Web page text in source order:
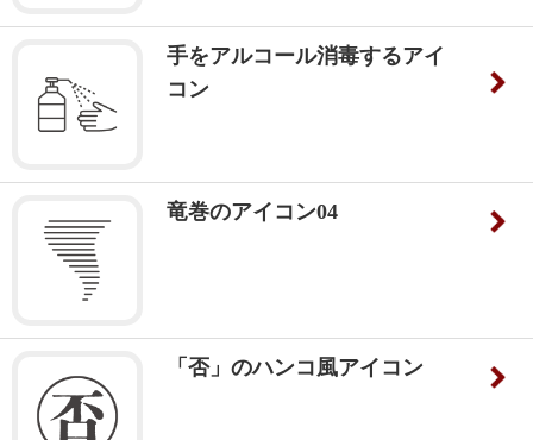
手をアルコール消毒するアイ
コン
竜巻のアイコン04
「否」のハンコ風アイコン